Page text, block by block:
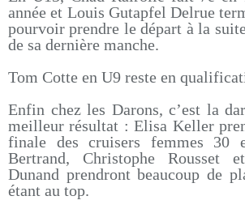
année et Louis Gutapfel Delrue
pourvoir prendre le départ à la
de sa dernière manche.
Tom Cotte en U9 reste en
Enfin chez les Darons, c’est la
meilleur résultat : Elisa Keller
finale des cruisers femmes 30
Bertrand, Christophe Rousset
Dunand prendront beaucoup de
étant au top.